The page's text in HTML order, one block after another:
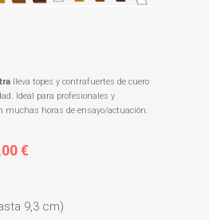
lleva topes y contrafuertes de cuero
Ideal para profesionales y
muchas horas de ensayo/actuación.
€
9,3 cm)